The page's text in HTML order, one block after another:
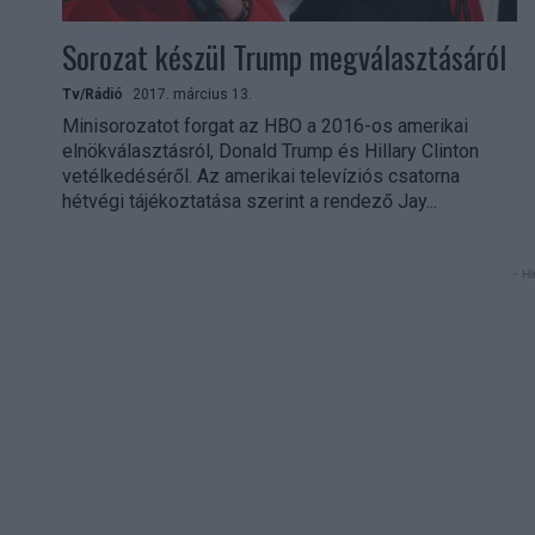
Sorozat készül Trump megválasztásáról
Tv/Rádió 2017. március 13.
Minisorozatot forgat az HBO a 2016-os amerikai
elnökválasztásról, Donald Trump és Hillary Clinton
vetélkedéséről. Az amerikai televíziós csatorna
hétvégi tájékoztatása szerint a rendező Jay...
-